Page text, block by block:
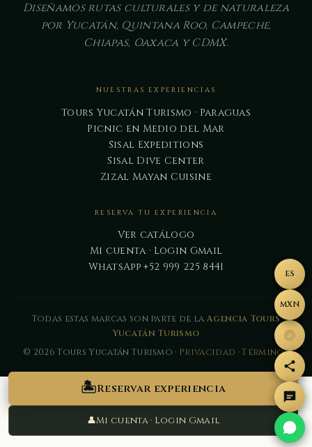
🏝️Reservar experiencia
👤Mi cuenta · Login Gmail
Diseñamos rutas culturales y de naturaleza
por Yucatán, Quintana Roo, Campeche,
Chiapas, Oaxaca y CDMX.
NUESTRAS EXPERIENCIAS
Tours Yucatán Turismo · Paraguas
Picnic en Medio del Mar
Sisal Expeditions
Sisal Dive Center
Zizal Mayan Cuisine
RESERVA TU EXPERIENCIA
Ver catálogo
Mi cuenta · Login Gmail
WhatsApp +52 999 225 8441
Todas estas marcas son parte de laAgencia Tours
Yucatán Turismo
© 2026 Tours Yucatán Turismo · Privacidad ·Términos
ES
MXN